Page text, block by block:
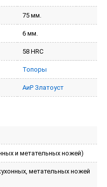
75 мм.
6 мм.
58 HRC
Топоры
АиР Златоуст
и метательных ножей)
метательных ножей